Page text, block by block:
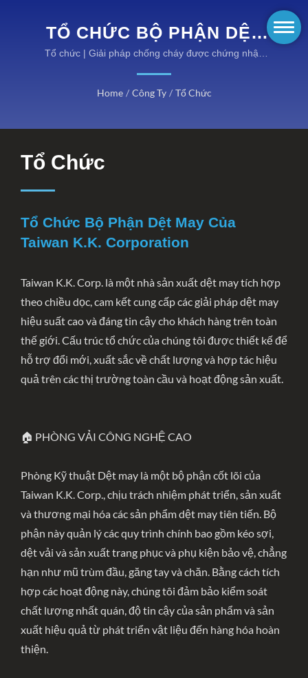
TỔ CHỨC BỘ PHẬN DỆT
MAY CỦA TAIWAN K.K.
CORPORATION | THIẾT BỊ
CAO CỦA KANOX®:
KHÁM PHÁ CÁC DANH
Tổ chức | Giải pháp chống cháy được chứng nhận
Home / Công Ty / Tổ Chức
Tổ Chức
Tổ Chức Bộ Phận Dệt May Của
Taiwan K.K. Corporation
Taiwan K.K. Corp. là một nhà sản xuất dệt may tích hợp
theo chiều dọc, cam kết cung cấp các giải pháp dệt may
hiệu suất cao và đáng tin cậy cho khách hàng trên toàn
thế giới. Cấu trúc tổ chức của chúng tôi được thiết kế để
hỗ trợ đổi mới, xuất sắc về chất lượng và hợp tác hiệu
quả trên các thị trường toàn cầu và hoạt động sản xuất.
🏠 PHÒNG VẢI CÔNG NGHỆ CAO
Phòng Kỹ thuật Dệt may là một bộ phận cốt lõi của
Taiwan K.K. Corp., chịu trách nhiệm phát triển, sản xuất
và thương mại hóa các sản phẩm dệt may tiên tiến. Bộ
phận này quản lý các quy trình chính bao gồm kéo sợi,
dệt vải và sản xuất trang phục và phụ kiện bảo vệ, chẳng
hạn như mũ trùm đầu, găng tay và chăn. Bằng cách tích
hợp các hoạt động này, chúng tôi đảm bảo kiểm soát
chất lượng nhất quán, độ tin cậy của sản phẩm và sản
xuất hiệu quả từ phát triển vật liệu đến hàng hóa hoàn
thiện.